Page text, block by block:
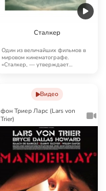
Сталкер
Один из величайших фильмов в
мировом кинематографе.
«Сталкер, — утверждает
Видео
фон Триер Ларс (Lars von
Trier)